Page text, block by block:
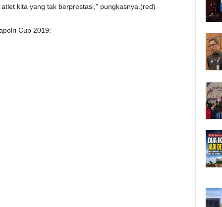
kita yang tak berprestasi,” pungkasnya.(red)
Cup 2019: